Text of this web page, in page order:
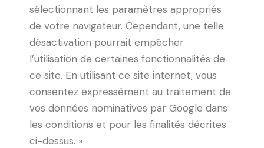
sélectionnant les paramètres appropriés
de votre navigateur. Cependant, une telle
désactivation pourrait empêcher
l’utilisation de certaines fonctionnalités de
ce site. En utilisant ce site internet, vous
consentez expressément au traitement de
vos données nominatives par Google dans
les conditions et pour les finalités décrites
ci-dessus. »